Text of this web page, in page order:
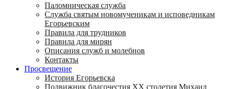
Паломническая служба
Служба святым новомученикам и исповедникам
Егорьевским
Правила для трудников
Правила для мирян
Описания служб и молебнов
Контакты
Просвещение
История Егорьевска
Подвижник благочестия ХХ столетия Михаил